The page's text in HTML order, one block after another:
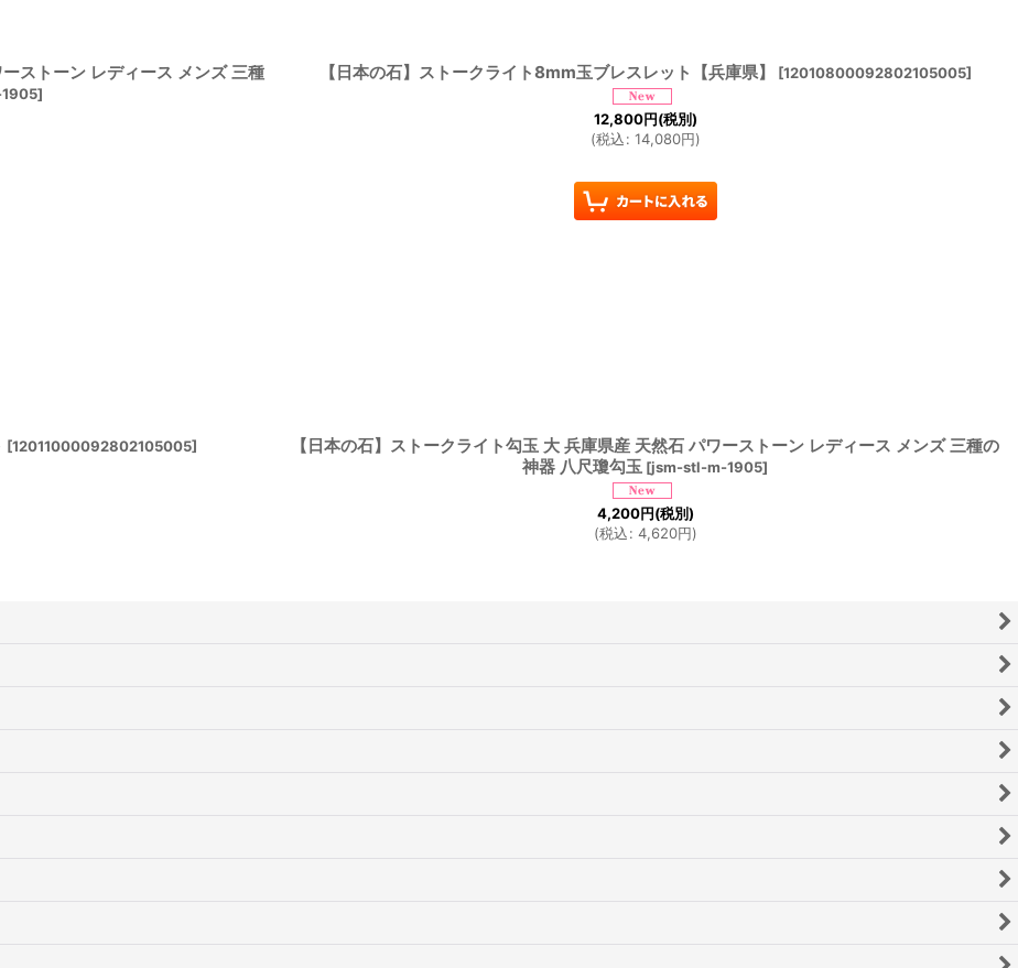
ストーン レディース メンズ 三種
]
【日本の石】ストークライト8mm玉ブレスレット【兵庫県】 [12010800092802105005]
12,800円(税別)
(税込: 14,080円)
[12011000092802105005]
【日本の石】ストークライト勾玉 大 兵庫県産 天然石 パワーストーン レディース メンズ 三種の
神器 八尺瓊勾玉 [jsm-stl-m-1905]
4,200円(税別)
(税込: 4,620円)